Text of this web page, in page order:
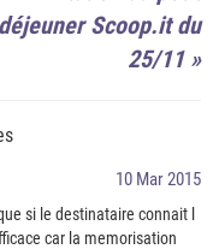
déjeuner Scoop.it du
25/11»
10 Mar 2015
si le destinataire connait l
car la memorisation